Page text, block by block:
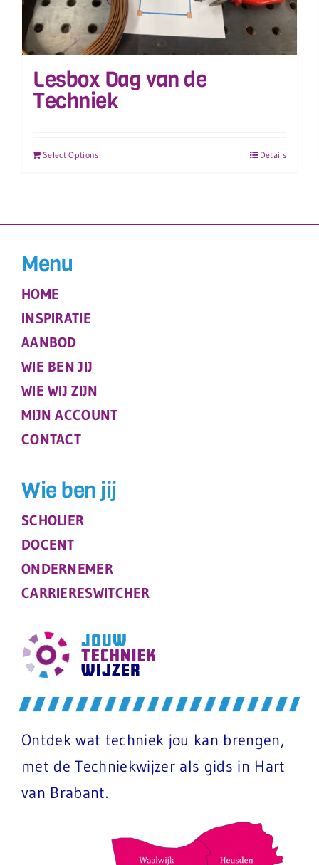
Lesbox Dag van de
Techniek
Select Options Details
Menu
HOME
INSPIRATIE
AANBOD
WIE BEN JIJ
WIE WIJ ZIJN
MIJN ACCOUNT
CONTACT
Wie ben jij
SCHOLIER
DOCENT
ONDERNEMER
CARRIERESWITCHER
Ontdek wat techniek jou kan brengen,
met de Techniekwijzer als gids in Hart
van Brabant.